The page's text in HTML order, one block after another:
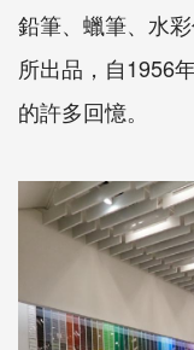
鉛筆、蠟筆、水
所出品，自1956
的許多回憶。